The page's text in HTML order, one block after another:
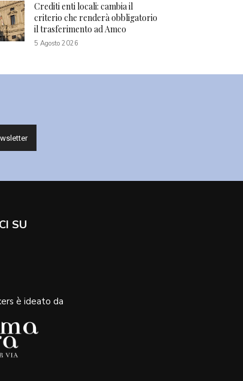
Crediti enti locali: cambia il
criterio che renderà obbligatorio
il trasferimento ad Amco
5 Agosto 2026
SU
è ideato da